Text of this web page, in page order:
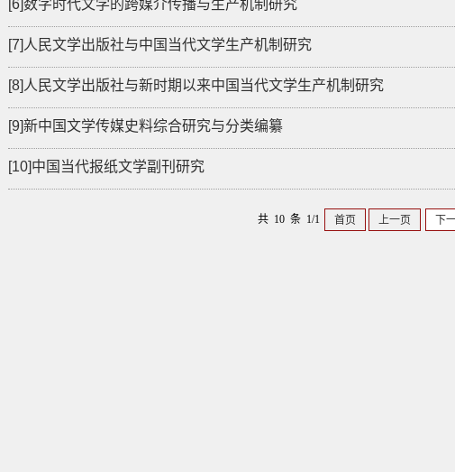
[6]数字时代文学的跨媒介传播与生产机制研究
[7]人民文学出版社与中国当代文学生产机制研究
[8]人民文学出版社与新时期以来中国当代文学生产机制研究
[9]新中国文学传媒史料综合研究与分类编纂
[10]中国当代报纸文学副刊研究
共 10 条 1/1 首页 上一页 下